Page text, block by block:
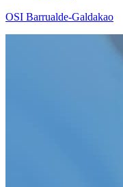
OSI Barrualde-Galdakao